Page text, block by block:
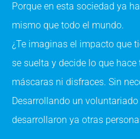
Porque en esta sociedad ya
mismo que todo el mundo.
¿Te imaginas el impacto que
se suelta y decide lo que hace
máscaras ni disfraces. Sin
Desarrollando un
desarrollaron ya otras